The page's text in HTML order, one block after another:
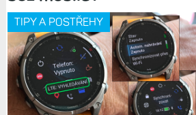
TIPY A POSTŘEHY